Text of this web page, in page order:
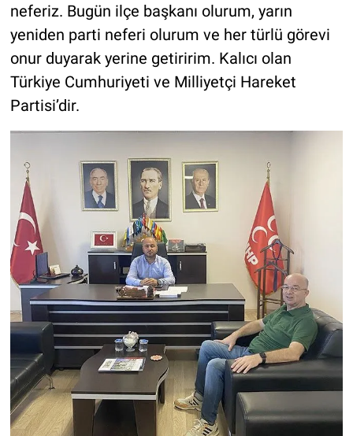
neferiz. Bugün ilçe başkanı olurum, yarın
yeniden parti neferi olurum ve her türlü görevi
onur duyarak yerine getiririm. Kalıcı olan
Türkiye Cumhuriyeti ve Milliyetçi Hareket
Partisi’dir.